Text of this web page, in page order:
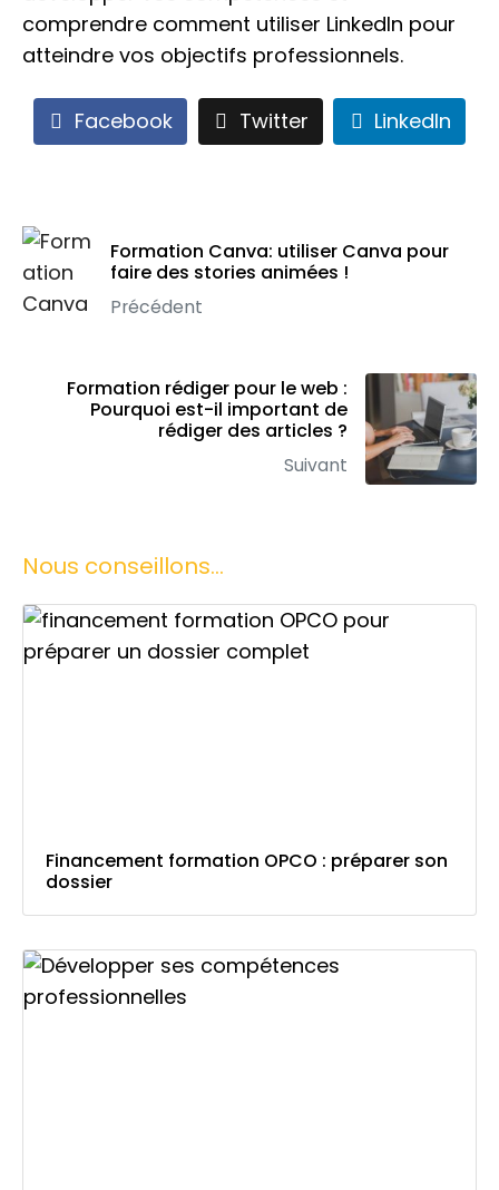
comprendre comment utiliser LinkedIn pour
atteindre vos objectifs professionnels.
Facebook Twitter LinkedIn
Formation Canva: utiliser Canva pour
faire des stories animées !
Précédent
Formation rédiger pour le web :
Pourquoi est-il important de
rédiger des articles ?
Suivant
Nous conseillons...
Financement formation OPCO : préparer son
dossier